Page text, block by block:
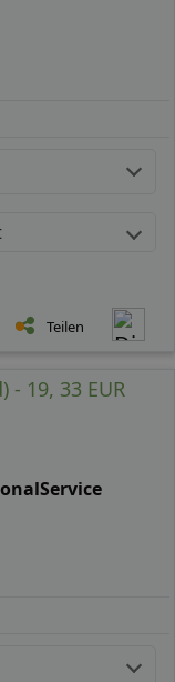
Teilen
19, 33 EUR